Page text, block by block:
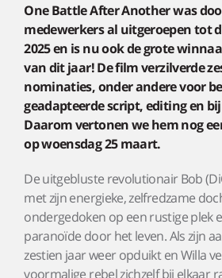
One Battle After Another was
medewerkers al uitgeroepen tot
2025 en is nu ook de grote
van dit jaar! De film verzilverde
nominaties, onder andere voor
geadapteerde script, editing en
Daarom vertonen we hem nog
op woensdag 25 maart.
De uitgebluste revolutionair Bob
met zijn energieke, zelfredzame
ondergedoken op een rustige plek
paranoïde door het leven. Als zijn
zestien jaar weer opduikt en Willa
voormalige rebel zichzelf bij elkaar